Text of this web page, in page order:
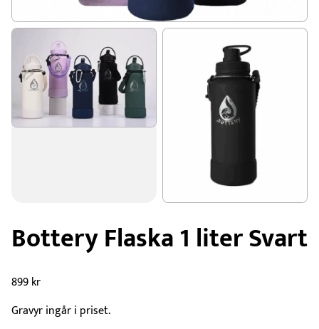
Bottery Flaska 1 liter Svart
899kr
Gravyr ingår i priset.